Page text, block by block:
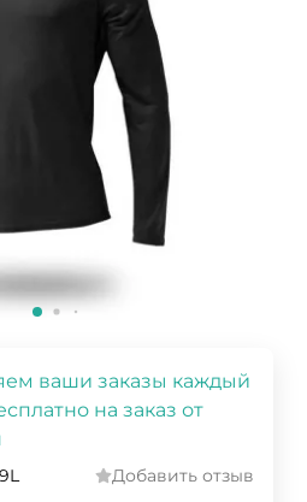
ваши заказы каждый
на заказ от
Добавить отзыв